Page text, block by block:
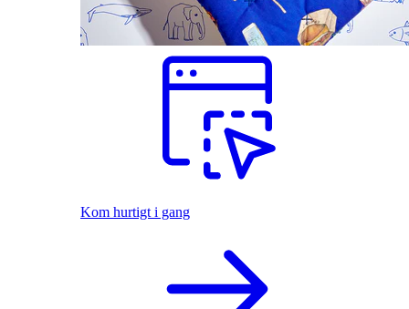
Kom hurtigt i gang